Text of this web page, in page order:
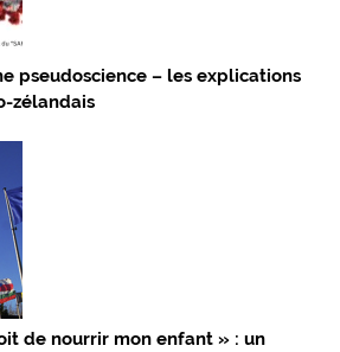
pseudoscience – les explications
zélandais
de nourrir mon enfant » : un